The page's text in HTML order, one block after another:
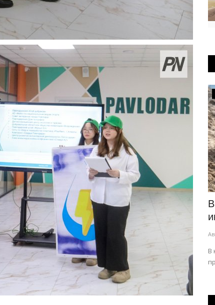
Общество
Как в Экибастузе помогают
школьникам подготовиться к 1...
Авг 5, 2026 0 73
Горожан попросили поучаствовать в
благотворительной акции.
В